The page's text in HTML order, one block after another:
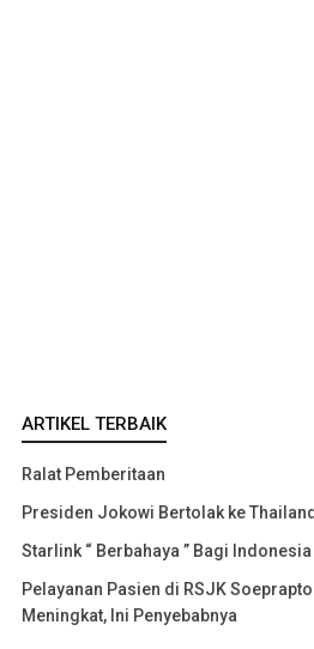
ARTIKEL TERBAIK
Ralat Pemberitaan
Presiden Jokowi Bertolak ke
Starlink “ Berbahaya ” Bagi Indonesia
Pelayanan Pasien di RSJK
Meningkat, Ini Penyebabnya